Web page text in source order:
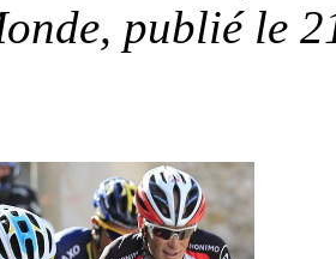
publié le